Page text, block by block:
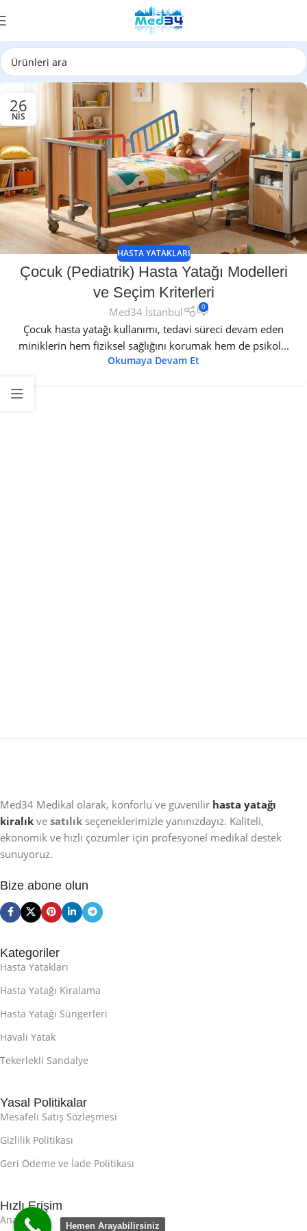
26
NIS
HASTA YATAKLARI
Çocuk (Pediatrik) Hasta Yatağı Modelleri
ve Seçim Kriterleri
Med34 İstanbul 0
Çocuk hasta yatağı kullanımı, tedavi süreci devam eden
miniklerin hem fiziksel sağlığını korumak hem de psikol...
Okumaya Devam Et
Med34 Medikal olarak, konforlu ve güvenilir hasta yatağı
kiralık ve satılık seçeneklerimizle yanınızdayız. Kaliteli,
ekonomik ve hızlı çözümler için profesyonel medikal destek
sunuyoruz.
Bize abone olun
Kategoriler
Hasta Yatakları
Hasta Yatağı Kiralama
Hasta Yatağı Süngerleri
Havalı Yatak
Tekerlekli Sandalye
Yasal Politikalar
Mesafeli Satış Sözleşmesi
Gizlilik Politikası
Geri Ödeme ve İade Politikası
Hızlı Erişim
Ana Sayfa
Hemen Arayabilirsiniz